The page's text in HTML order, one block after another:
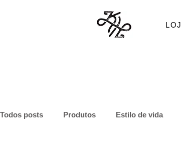
Todos posts Produtos Estilo de vida